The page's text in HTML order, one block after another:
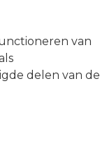
van
delen van de